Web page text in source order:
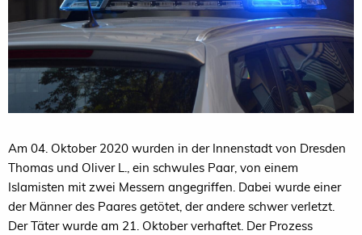
Am 04. Oktober 2020 wurden in der Innenstadt von Dresden
Thomas und Oliver L., ein schwules Paar, von einem
Islamisten mit zwei Messern angegriffen. Dabei wurde einer
der Männer des Paares getötet, der andere schwer verletzt.
Der Täter wurde am 21. Oktober verhaftet. Der Prozess